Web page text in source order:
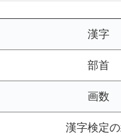
漢字
部首
画数
漢字検定